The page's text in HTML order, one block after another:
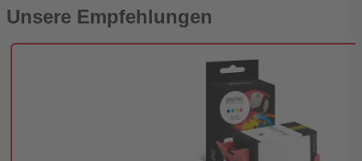
Unsere Empfehlungen